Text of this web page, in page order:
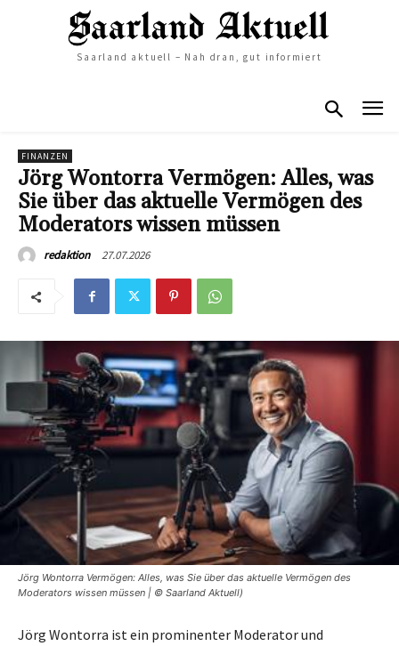
Saarland aktuell – Nah dran, gut informiert
FINANZEN
Jörg Wontorra Vermögen: Alles, was
Sie über das aktuelle Vermögen des
Moderators wissen müssen
redaktion 27.07.2026
Jörg Wontorra Vermögen: Alles, was Sie über das aktuelle Vermögen des
Moderators wissen müssen | © Saarland Aktuell)
Jörg Wontorra ist ein prominenter Moderator und